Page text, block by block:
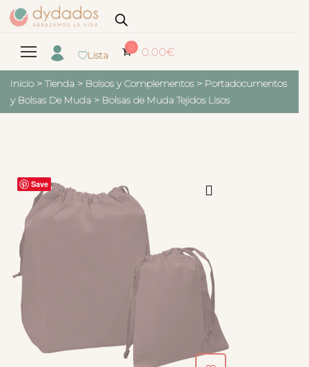
Lista
0 0.00€
Inicio > Tienda > Bolsos y Complementos > Portadocumentos
y Bolsas De Muda > Bolsas de Muda Tejidos Lisos
Save